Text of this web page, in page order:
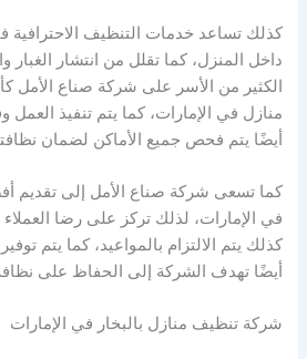
كذلك تساعد خدمات التنظيف الاحترافية
داخل المنزل، كما تقلل من انتشار الغبار
الكثير من الأسر على شركة صناع
منازل في الإمارات، كما يتم تنفيذ العمل
أيضًا يتم فحص جميع الأماكن لضمان
كما تسعى شركة صناع الأمل إلى تقديم
في الإمارات، لذلك تركز على رضا العملاء
كذلك يتم الالتزام بالمواعيد، كما يتم
أيضًا تهدف الشركة إلى الحفاظ على
شركة تنظيف منازل بالبخار في الإمارات